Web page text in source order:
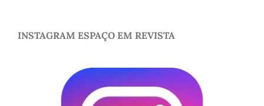
INSTAGRAM ESPAÇO EM REVISTA